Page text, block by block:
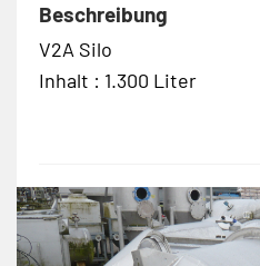
Beschreibung
V2A Silo
Inhalt : 1.300 Liter